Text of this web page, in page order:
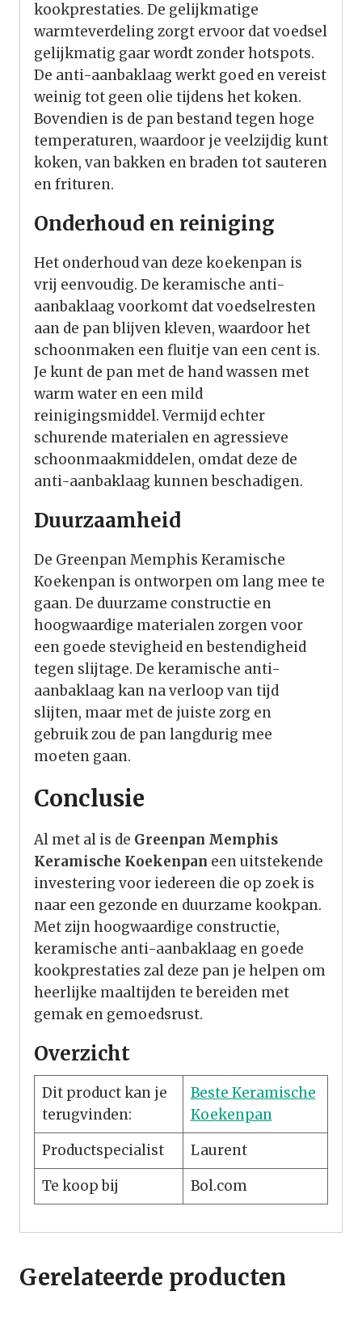
kookprestaties. De gelijkmatige
warmteverdeling zorgt ervoor dat voedsel
gelijkmatig gaar wordt zonder hotspots.
De anti-aanbaklaag werkt goed en vereist
weinig tot geen olie tijdens het koken.
Bovendien is de pan bestand tegen hoge
temperaturen, waardoor je veelzijdig kunt
koken, van bakken en braden tot sauteren
en frituren.
Onderhoud en reiniging
Het onderhoud van deze koekenpan is
vrij eenvoudig. De keramische anti-
aanbaklaag voorkomt dat voedselresten
aan de pan blijven kleven, waardoor het
schoonmaken een fluitje van een cent is.
Je kunt de pan met de hand wassen met
warm water en een mild
reinigingsmiddel. Vermijd echter
schurende materialen en agressieve
schoonmaakmiddelen, omdat deze de
anti-aanbaklaag kunnen beschadigen.
Duurzaamheid
De Greenpan Memphis Keramische
Koekenpan is ontworpen om lang mee te
gaan. De duurzame constructie en
hoogwaardige materialen zorgen voor
een goede stevigheid en bestendigheid
tegen slijtage. De keramische anti-
aanbaklaag kan na verloop van tijd
slijten, maar met de juiste zorg en
gebruik zou de pan langdurig mee
moeten gaan.
Conclusie
Al met al is de Greenpan Memphis
Keramische Koekenpan een uitstekende
investering voor iedereen die op zoek is
naar een gezonde en duurzame kookpan.
Met zijn hoogwaardige constructie,
keramische anti-aanbaklaag en goede
kookprestaties zal deze pan je helpen om
heerlijke maaltijden te bereiden met
gemak en gemoedsrust.
Overzicht
Dit product kan je
terugvinden:
Beste Keramische
Koekenpan
Productspecialist
Laurent
Te koop bij
Bol.com
Gerelateerde producten